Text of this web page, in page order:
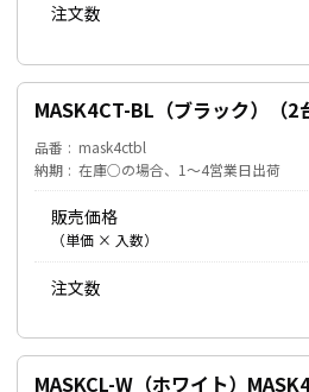
注文数
MASK4CT-BL（ブラック）（2
品番
mask4ctbl
納期
在庫○の場合、1～4営業日出荷
販売価格
（単価 × 入数）
注文数
MASKCL-W（ホワイト）